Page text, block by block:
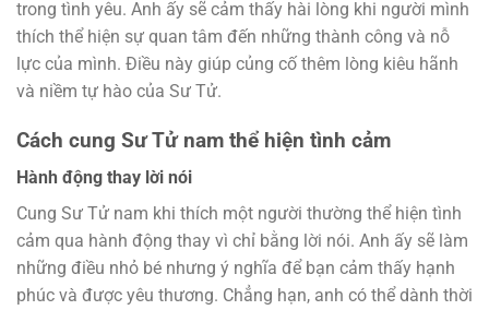
trong tình yêu. Anh ấy sẽ cảm thấy hài lòng khi người mình
thích thể hiện sự quan tâm đến những thành công và nỗ
lực của mình. Điều này giúp củng cố thêm lòng kiêu hãnh
và niềm tự hào của Sư Tử.
Cách cung Sư Tử nam thể hiện tình cảm
Hành động thay lời nói
Cung Sư Tử nam khi thích một người thường thể hiện tình
cảm qua hành động thay vì chỉ bằng lời nói. Anh ấy sẽ làm
những điều nhỏ bé nhưng ý nghĩa để bạn cảm thấy hạnh
phúc và được yêu thương. Chẳng hạn, anh có thể dành thời